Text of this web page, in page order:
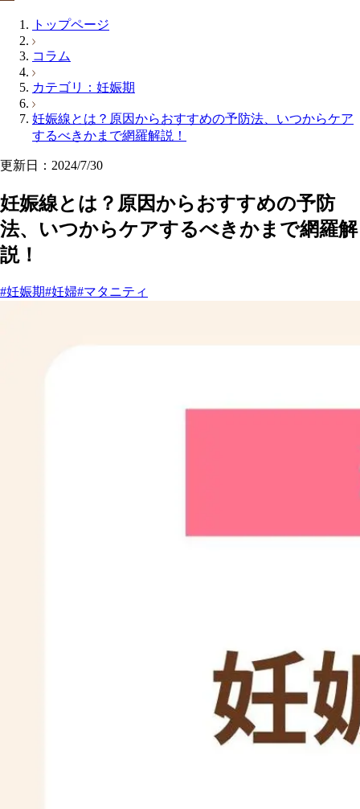
トップページ
コラム
カテゴリ：妊娠期
妊娠線とは？原因からおすすめの予防法、いつからケア
するべきかまで網羅解説！
更新日：2024/7/30
妊娠線とは？原因からおすすめの予防
法、いつからケアするべきかまで網羅解
説！
#妊娠期#妊婦#マタニティ